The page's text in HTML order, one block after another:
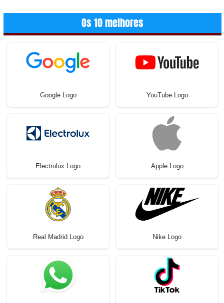
Os 10 melhores
Google Logo YouTube Logo
Electrolux Logo Apple Logo
Real Madrid Logo Nike Logo